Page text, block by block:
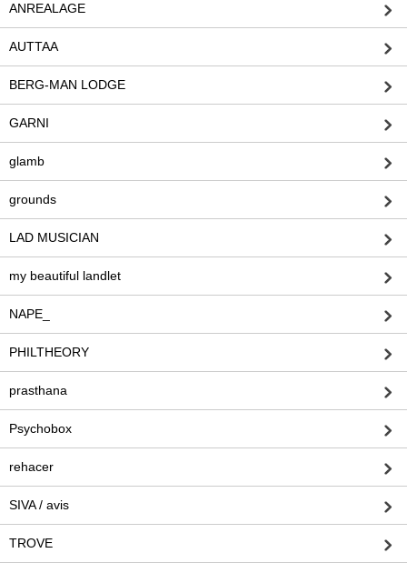
ANREALAGE
AUTTAA
BERG-MAN LODGE
GARNI
glamb
grounds
LAD MUSICIAN
my beautiful landlet
NAPE_
PHILTHEORY
prasthana
Psychobox
rehacer
SIVA / avis
TROVE